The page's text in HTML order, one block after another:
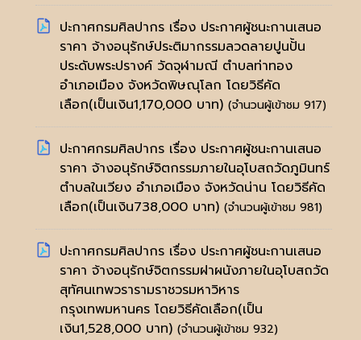
ปะกาศกรมศิลปากร เรื่อง ประกาศผู้ชนะกานเสนอ
ราคา จ้างอนุรักษ์ประติมากรรมลวดลายปูนปั้น
ประดับพระปรางค์ วัดจุฬามณี ตำบลท่าทอง
อำเภอเมือง จังหวัดพิษณุโลก โดยวิธีคัด
เลือก(เป็นเงิน1,170,000 บาท) (จำนวนผู้เข้าชม 917)
ปะกาศกรมศิลปากร เรื่อง ประกาศผู้ชนะกานเสนอ
ราคา จ้างอนุรักษ์จิตกรรมภายในอุโบสถวัดภูมินทร์
ตำบลในเวียง อำเภอเมือง จังหวัดน่าน โดยวิธีคัด
เลือก(เป็นเงิน738,000 บาท) (จำนวนผู้เข้าชม 981)
ปะกาศกรมศิลปากร เรื่อง ประกาศผู้ชนะกานเสนอ
ราคา จ้างอนุรักษ์จิตกรรมฝาผนังภายในอุโบสถวัด
สุทัศนเทพวรารามราชวรมหาวิหาร
กรุงเทพมหานคร โดยวิธีคัดเลือก(เป็น
เงิน1,528,000 บาท) (จำนวนผู้เข้าชม 932)